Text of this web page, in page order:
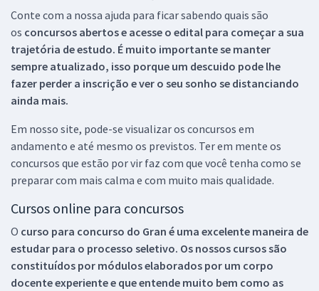
Conte com a nossa ajuda para ficar sabendo quais são
os concursos abertos e acesse o edital para começar a sua
trajetória de estudo. É muito importante se manter
sempre atualizado, isso porque um descuido pode lhe
fazer perder a inscrição e ver o seu sonho se distanciando
ainda mais.
Em nosso site, pode-se visualizar os concursos em
andamento e até mesmo os previstos. Ter em mente os
concursos que estão por vir faz com que você tenha como se
preparar com mais calma e com muito mais qualidade.
Cursos online para concursos
O curso para concurso do Gran é uma excelente maneira de
estudar para o processo seletivo. Os nossos cursos são
constituídos por módulos elaborados por um corpo
docente experiente e que entende muito bem como as